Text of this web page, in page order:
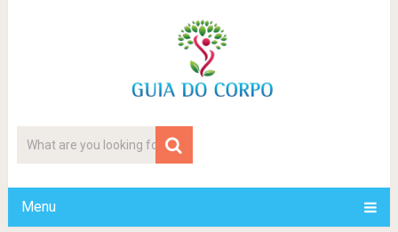
Menu